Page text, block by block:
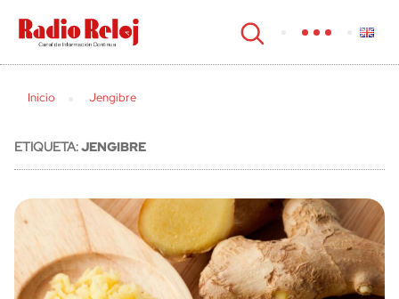
cerrar
Inicio Jengibre
ETIQUETA:JENGIBRE